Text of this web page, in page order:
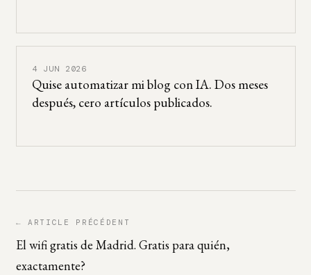
4 JUN 2026
Quise automatizar mi blog con IA. Dos meses
después, cero artículos publicados.
← ARTICLE PRÉCÉDENT
El wifi gratis de Madrid. Gratis para quién,
exactamente?